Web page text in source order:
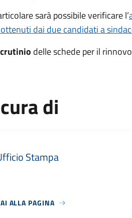
sarà possibile verificare l’
dai due candidati a
delle schede per il
di
Stampa
ALLA PAGINA